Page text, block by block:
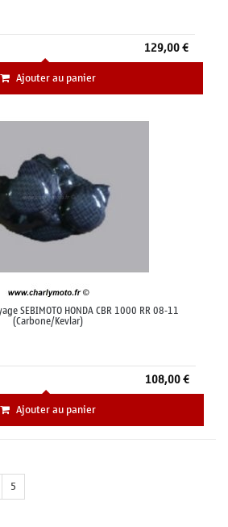
129,00 €
Ajouter au panier
SEBIMOTO HONDA CBR 1000 RR 08-11
(Carbone/Kevlar)
108,00 €
Ajouter au panier
5